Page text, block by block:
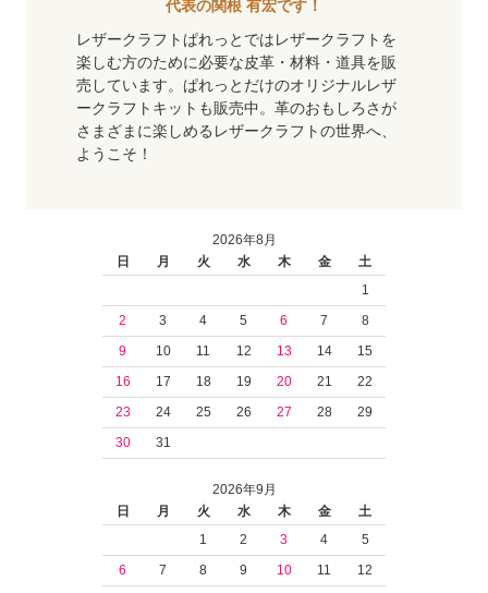
代表の関根 有宏です！
レザークラフトぱれっとではレザークラフトを
楽しむ方のために必要な皮革・材料・道具を販
売しています。ぱれっとだけのオリジナルレザ
ークラフトキットも販売中。革のおもしろさが
さまざまに楽しめるレザークラフトの世界へ、
ようこそ！
2026年8月
日
月 火 水 木 金
土
1
2
3 4 5 6 7
8
9
10 11 12 13 14
15
16
17 18 19 20 21
22
23
24 25 26 27 28
29
30
31
2026年9月
日
月 火 水 木 金
土
1
2 3 4
5
6
7 8 9 10 11
12